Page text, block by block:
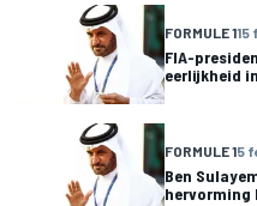
FORMULE 115
FIA-
eerlijkheid
FORMULE 15
Ben
hervorming